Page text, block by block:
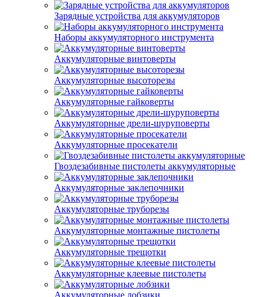
Зарядные устройства для аккумуляторов
Наборы аккумуляторного инструмента
Аккумуляторные винтоверты
Аккумуляторные высоторезы
Аккумуляторные гайковерты
Аккумуляторные дрели-шуруповерты
Аккумуляторные просекатели
Гвоздезабивные пистолеты аккумуляторные
Аккумуляторные заклепочники
Аккумуляторные труборезы
Аккумуляторные монтажные пистолеты
Аккумуляторные трещотки
Аккумуляторные клеевые пистолеты
Аккумуляторные лобзики